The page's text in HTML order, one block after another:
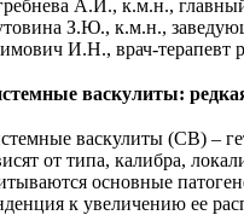
А.И., к.м.н.,
З.Ю., к.м.н.,
И.Н., врач‑терапевт
васкулиты:
васкулиты (СВ) –
от типа, калибра,
основные
к увеличению ее